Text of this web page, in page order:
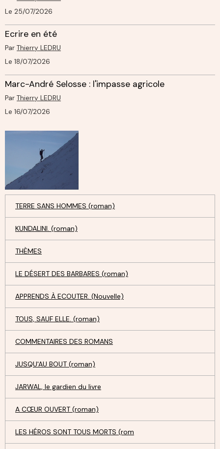
Le 25/07/2026
Ecrire en été
Par Thierry LEDRU
Le 18/07/2026
Marc-André Selosse : l'impasse agricole
Par Thierry LEDRU
Le 16/07/2026
TERRE SANS HOMMES (roman)
KUNDALINI. (roman)
THÈMES
LE DÉSERT DES BARBARES (roman)
APPRENDS À ECOUTER. (Nouvelle)
TOUS, SAUF ELLE. (roman)
COMMENTAIRES DES ROMANS
JUSQU'AU BOUT (roman)
JARWAL, le gardien du livre
A CŒUR OUVERT (roman)
LES HÉROS SONT TOUS MORTS (rom